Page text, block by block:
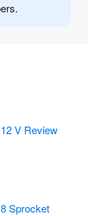
V Review
Sprocket